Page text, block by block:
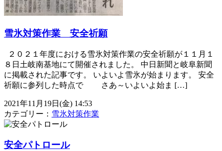
雪氷対策作業 安全祈願
２０２１年度における雪氷対策作業の安全祈願が１１月１
８日土岐南基地にて開催されました。 中日新聞と岐阜新聞
に掲載された記事です。 いよいよ雪氷が始まります。 安全
祈願に参列した時点で さあ～いよいよ始ま […]
2021年11月19日(金) 14:53
カテゴリー： 雪氷対策作業
安全パトロール